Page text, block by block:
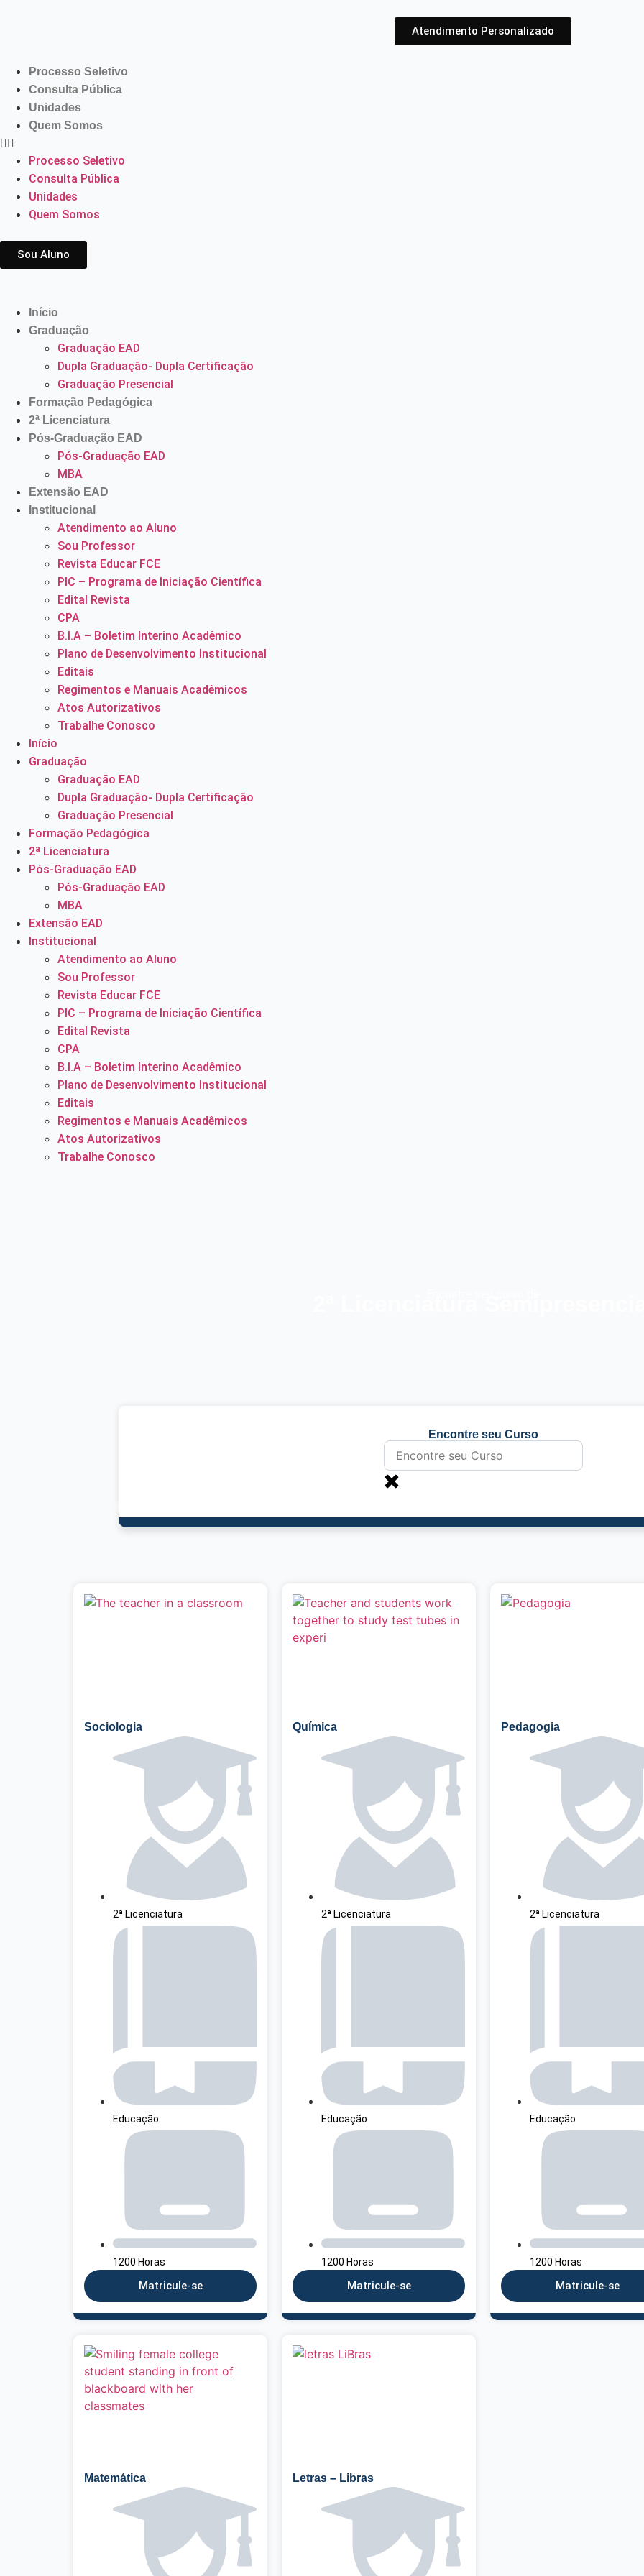
Atendimento Personalizado
Processo Seletivo
Consulta Pública
Unidades
Quem Somos
Processo Seletivo
Consulta Pública
Unidades
Quem Somos
Sou Aluno
Início
Graduação
Graduação EAD
Dupla Graduação- Dupla Certificação
Graduação Presencial
Formação Pedagógica
2ª Licenciatura
Pós-Graduação EAD
Pós-Graduação EAD
MBA
Extensão EAD
Institucional
Atendimento ao Aluno
Sou Professor
Revista Educar FCE
PIC – Programa de Iniciação Científica
Edital Revista
CPA
B.I.A – Boletim Interino Acadêmico
Plano de Desenvolvimento Institucional
Editais
Regimentos e Manuais Acadêmicos
Atos Autorizativos
Trabalhe Conosco
Início
Graduação
Graduação EAD
Dupla Graduação- Dupla Certificação
Graduação Presencial
Formação Pedagógica
2ª Licenciatura
Pós-Graduação EAD
Pós-Graduação EAD
MBA
Extensão EAD
Institucional
Atendimento ao Aluno
Sou Professor
Revista Educar FCE
PIC – Programa de Iniciação Científica
Edital Revista
CPA
B.I.A – Boletim Interino Acadêmico
Plano de Desenvolvimento Institucional
Editais
Regimentos e Manuais Acadêmicos
Atos Autorizativos
Trabalhe Conosco
Encontre seu Curso
Sociologia
2ª Licenciatura
Educação
1200 Horas
Matricule-se
Química
2ª Licenciatura
Educação
1200 Horas
Matricule-se
Pedagogia
2ª Licenciatura
Educação
1200 Horas
Matricule-se
Matemática Letras – Libras